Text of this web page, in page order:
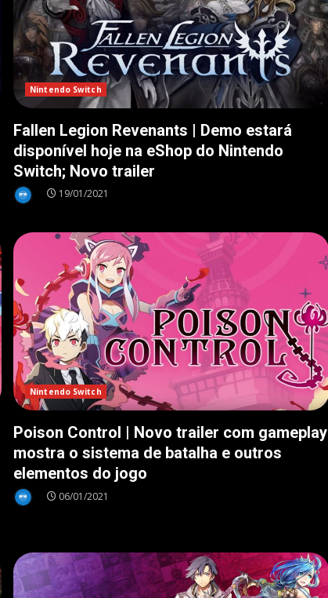
Nintendo Switch
Fallen Legion Revenants | Demo estará
disponível hoje na eShop do Nintendo
Switch; Novo trailer
19/01/2021
Nintendo Switch
Poison Control | Novo trailer com gameplay
mostra o sistema de batalha e outros
elementos do jogo
06/01/2021